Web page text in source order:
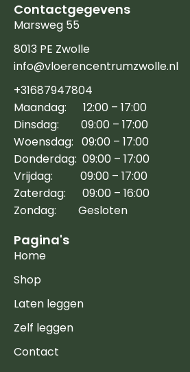
Contactgegevens
Marsweg 55
8013 PE Zwolle
info@vloerencentrumzwolle.nl
+31687947804
Maandag: 12:00 – 17:00
Dinsdag: 09:00 – 17:00
Woensdag: 09:00 – 17:00
Donderdag: 09:00 – 17:00
Vrijdag: 09:00 – 17:00
Zaterdag: 09:00 – 16:00
Zondag: Gesloten
Pagina's
Home
Shop
Laten leggen
Zelf leggen
Contact